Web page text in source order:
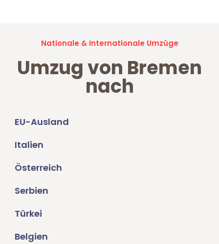
Nationale & Internationale Umzüge
Umzug von Bremen
nach
EU-Ausland
Italien
Österreich
Serbien
Türkei
Belgien